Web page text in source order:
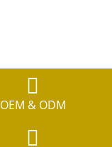
OEM & ODM